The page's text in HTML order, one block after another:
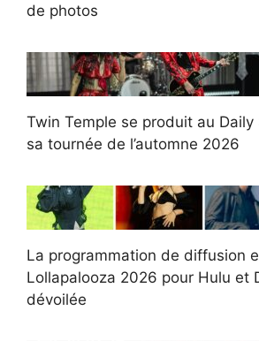
de photos
Twin Temple se produit au
sa tournée de l’automne 2026
La programmation de diffusion
Lollapalooza 2026 pour Hulu et
dévoilée